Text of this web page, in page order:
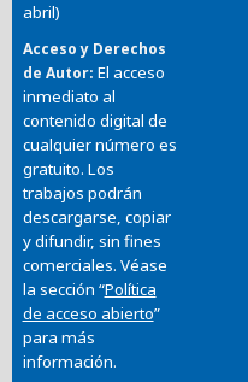
abril)
Acceso y Derechos
de Autor El acceso
inmediato al
contenido digital de
cualquier número es
gratuito. Los
trabajos podrán
descargarse, copiar
y difundir, sin fines
comerciales. Véase
la sección “Política
de acceso abierto”
para más
información.